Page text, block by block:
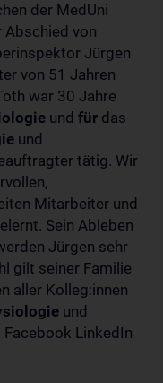
der MedUni
Abschied von
Jürgen
von 51 Jahren
war 30 Jahre
und für das
und
tätig. Wir
Mitarbeiter und
Sein Ableben
Jürgen sehr
gilt seiner Familie
aller Kolleg:innen
und
LinkedIn